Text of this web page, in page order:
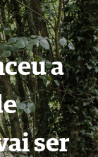
a
ser